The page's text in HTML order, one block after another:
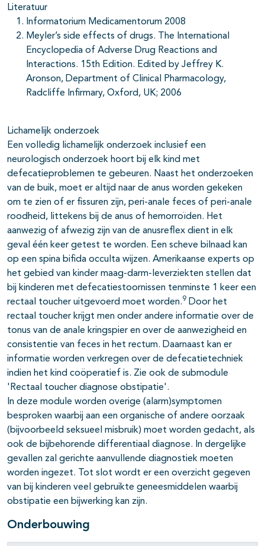
Literatuur
Informatorium Medicamentorum 2008
Meyler’s side effects of drugs. The International
Encyclopedia of Adverse Drug Reactions and
Interactions. 15th Edition. Edited by Jeffrey K.
Aronson, Department of Clinical Pharmacology,
Radcliffe Infirmary, Oxford, UK; 2006
Lichamelijk onderzoek
Een volledig lichamelijk onderzoek inclusief een
neurologisch onderzoek hoort bij elk kind met
defecatieproblemen te gebeuren. Naast het onderzoeken
van de buik, moet er altijd naar de anus worden gekeken
om te zien of er fissuren zijn, peri-anale feces of peri-anale
roodheid, littekens bij de anus of hemorroïden. Het
aanwezig of afwezig zijn van de anusreflex dient in elk
geval één keer getest te worden. Een scheve bilnaad kan
op een spina bifida occulta wijzen. Amerikaanse experts op
het gebied van kinder maag-darm-leverziekten stellen dat
bij kinderen met defecatiestoornissen tenminste 1 keer een
rectaal toucher uitgevoerd moet worden.9 Door het
rectaal toucher krijgt men onder andere informatie over de
tonus van de anale kringspier en over de aanwezigheid en
consistentie van feces in het rectum. Daarnaast kan er
informatie worden verkregen over de defecatietechniek
indien het kind coöperatief is. Zie ook de submodule
'Rectaal toucher diagnose obstipatie'.
In deze module worden overige (alarm)symptomen
besproken waarbij aan een organische of andere oorzaak
(bijvoorbeeld seksueel misbruik) moet worden gedacht, als
ook de bijbehorende differentiaal diagnose. In dergelijke
gevallen zal gerichte aanvullende diagnostiek moeten
worden ingezet. Tot slot wordt er een overzicht gegeven
van bij kinderen veel gebruikte geneesmiddelen waarbij
obstipatie een bijwerking kan zijn.
Onderbouwing